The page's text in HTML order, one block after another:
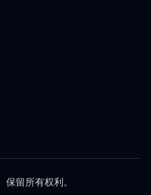
留所有权利。